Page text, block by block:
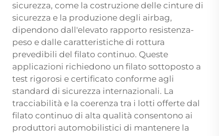
sicurezza, come la costruzione delle cinture di
sicurezza e la produzione degli airbag,
dipendono dall'elevato rapporto resistenza-
peso e dalle caratteristiche di rottura
prevedibili del filato continuo. Queste
applicazioni richiedono un filato sottoposto a
test rigorosi e certificato conforme agli
standard di sicurezza internazionali. La
tracciabilità e la coerenza tra i lotti offerte dal
filato continuo di alta qualità consentono ai
produttori automobilistici di mantenere la